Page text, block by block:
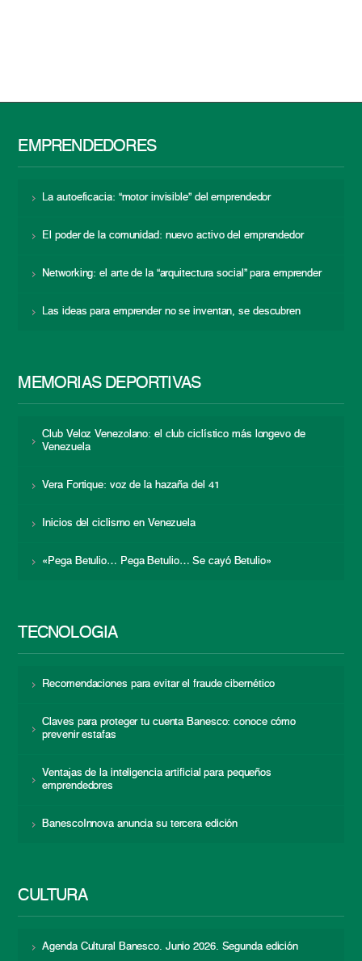
EMPRENDEDORES
La autoeficacia: “motor invisible” del emprendedor
El poder de la comunidad: nuevo activo del emprendedor
Networking: el arte de la “arquitectura social” para emprender
Las ideas para emprender no se inventan, se descubren
MEMORIAS DEPORTIVAS
Club Veloz Venezolano: el club ciclístico más longevo de
Venezuela
Vera Fortique: voz de la hazaña del 41
Inicios del ciclismo en Venezuela
«Pega Betulio… Pega Betulio… Se cayó Betulio»
TECNOLOGÍA
Recomendaciones para evitar el fraude cibernético
Claves para proteger tu cuenta Banesco: conoce cómo
prevenir estafas
Ventajas de la inteligencia artificial para pequeños
emprendedores
BanescoInnova anuncia su tercera edición
CULTURA
Agenda Cultural Banesco. Junio 2026. Segunda edición